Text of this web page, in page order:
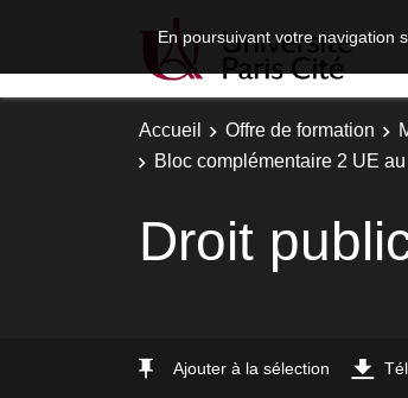
En poursuivant votre navigation
Accueil Offre de formation
Bloc complémentaire 2 UE
Droit
Ajouter à la sélection